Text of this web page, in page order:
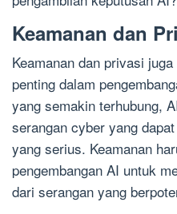
Keamanan dan
Keamanan dan privasi
penting dalam
yang semakin terhubung,
serangan cyber yang
yang serius. Keamanan
pengembangan AI untuk
dari serangan yang